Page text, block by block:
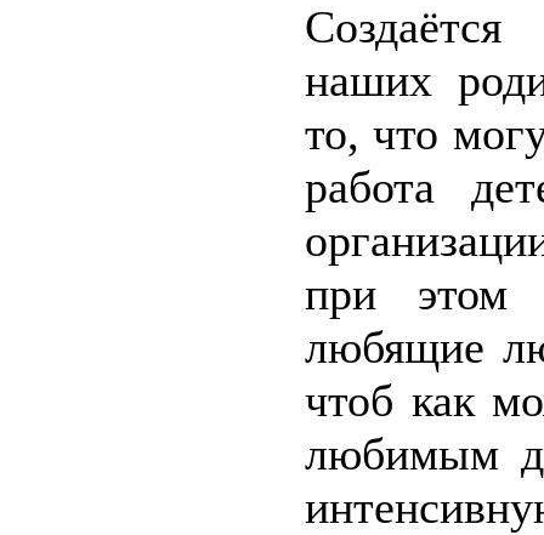
наших
то, что
работа
при этом
любящие
чтоб как
любимым